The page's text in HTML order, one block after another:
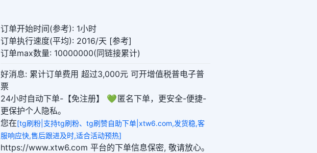
订单开始时间(参考): 1小时
订单执行速度(平均): 2016/天 [参考]
订单max数量: 10000000(同链接累计)
好消息: 累计订单费用 超过3,000元 可开增值税普电子普
票
24小时自动下单-【免注册】 💚 匿名下单，更安全-便捷-
更保护个人隐私。
您在[tg刷粉|支持tg刷粉、tg刷赞自助下单|xtw6.com,发货稳,客
服响应快,售后跟进及时,适合活动预热]
https://www.xtw6.com 平台的下单信息保密, 敬请放心。